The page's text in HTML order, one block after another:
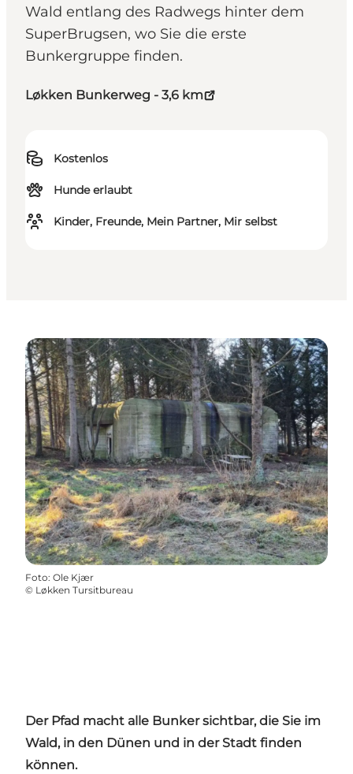
Wald entlang des Radwegs hinter dem
SuperBrugsen, wo Sie die erste
Bunkergruppe finden.
Løkken Bunkerweg - 3,6 km
Kostenlos
Hunde erlaubt
Kinder, Freunde, Mein Partner, Mir selbst
Foto: Ole Kjær
© Løkken Tursitbureau
Der Pfad macht alle Bunkersichtbar, die Sie im
Wald, in den Dünen und in der Stadt finden
können.